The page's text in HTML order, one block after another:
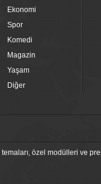
Ekonomi
Spor
Komedi
Magazin
Yaşam
Diğer
özel modülleri ve